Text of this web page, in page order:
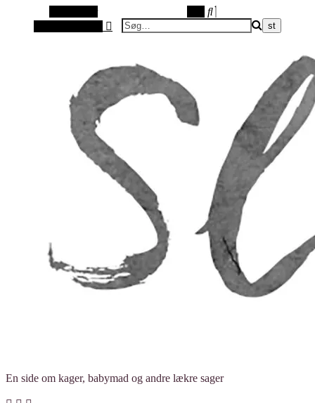
En side om kager, babymad og andre lækre sager